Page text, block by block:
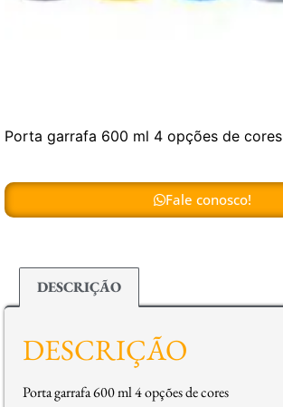
Porta garrafa 600 ml 4 opções de cores
Fale conosco!
DESCRIÇÃO
DESCRIÇÃO
Porta garrafa 600 ml 4 opções de cores